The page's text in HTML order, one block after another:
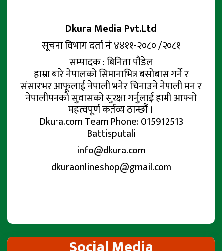
Dkura Media Pvt.Ltd
सूचना विभाग दर्ता नंः ४४११-२०८० /२०८१
सम्पादक : बिनिता पौडेल
हाम्रा बारे नेपालको सिमानाभित्र बसोबास गर्ने र
संसारभर आफूलाई नेपाली भनेर चिनाउने नेपाली मन र
नेपालीपनको सुवासको सुरक्षा गर्नुलाई हामी आफ्नो
महत्वपूर्ण कर्तव्य ठान्छौं ।
Dkura.com Team Phone: 015912513
Battisputali
info@dkura.com
dkuraonlineshop@gmail.com